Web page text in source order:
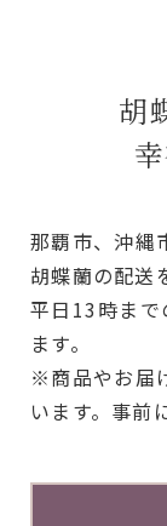
胡
那覇市、沖縄
胡蝶蘭の配送
平日13時まで
ます。
※商品やお届
います。事前